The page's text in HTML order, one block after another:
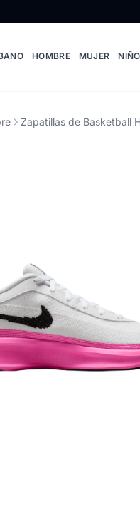
HOMBRE MUJER
Zapatillas de Basketball